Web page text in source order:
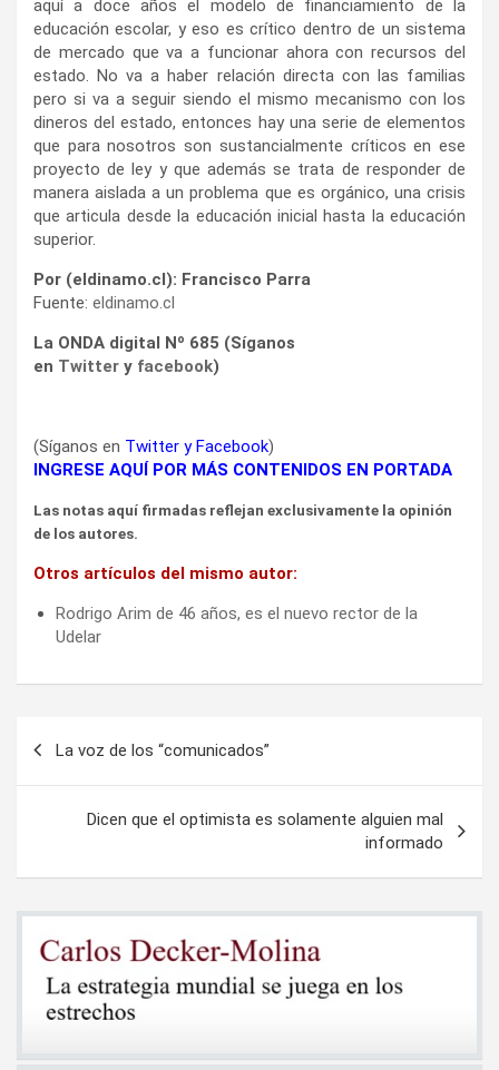
aquí a doce años el modelo de financiamiento de la
educación escolar, y eso es crítico dentro de un sistema
de mercado que va a funcionar ahora con recursos del
estado. No va a haber relación directa con las familias
pero si va a seguir siendo el mismo mecanismo con los
dineros del estado, entonces hay una serie de elementos
que para nosotros son sustancialmente críticos en ese
proyecto de ley y que además se trata de responder de
manera aislada a un problema que es orgánico, una crisis
que articula desde la educación inicial hasta la educación
superior.
Por (eldinamo.cl): Francisco Parra
Fuente: eldinamo.cl
La ONDA digital Nº 685 (Síganos
en Twitter y facebook)
(Síganos en Twitter yFacebook)
INGRESE AQUÍ POR MÁS CONTENIDOS EN PORTADA
Las notas aquí firmadas reflejan exclusivamente la opinión
de los autores.
Otros artículos del mismo autor:
Rodrigo Arim de 46 años, es el nuevo rector de la
Udelar
entradas
La voz de los “comunicados”
Dicen que el optimista es solamente alguien mal
informado